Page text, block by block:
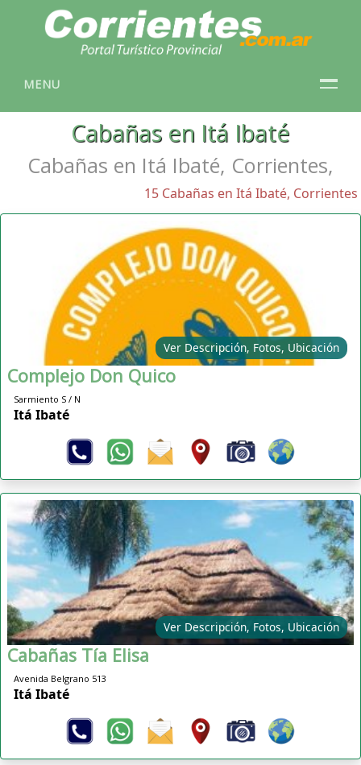
MENU
Cabañas en Itá Ibaté
Cabañas en Itá Ibaté, Corrientes,
15 Cabañas en Itá Ibaté, Corrientes
Ver Descripción, Fotos, Ubicación
Complejo Don Quico
Sarmiento S / N
Itá Ibaté
Ver Descripción, Fotos, Ubicación
Cabañas Tía Elisa
Avenida Belgrano 513
Itá Ibaté